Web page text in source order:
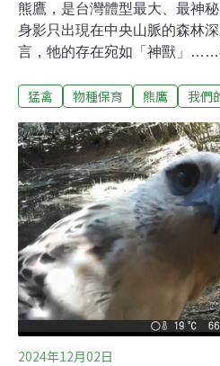
熊鷹，是台灣體型最大、最神
身影只出現在中央山脈的森林
言，牠的存在宛如「神獸」……
牠的羽毛象徵地位與榮耀，但
家們努力探索熊鷹的奧秘，在
鷹該如何並存？下著雨的早晨
的梁皆得導演決定賭一把，開
山區，他經常在這裡等熊鷹。
天天到山區蹲點，最終卻只拍
歷。熊鷹是「定點伏擊」型的
的林鵰，常在空中長時間巡弋
空時間只有林鵰的四分之一。
捉到牠的身影。連看見都很難
熊鷹棲息於海拔300到2800公
猛禽 物種保育 熊鷹 我們
2024年12月02日